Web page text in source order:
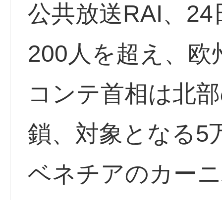
公共放送RAI、
200人を超え、欧
コンテ首相は北
鎖、対象となる5
ベネチアのカー